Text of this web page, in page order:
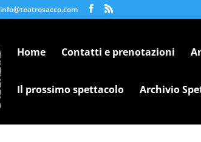
info@teatrosacco.com
Home Contatti e prenotazioni
Il prossimo spettacolo Archivio